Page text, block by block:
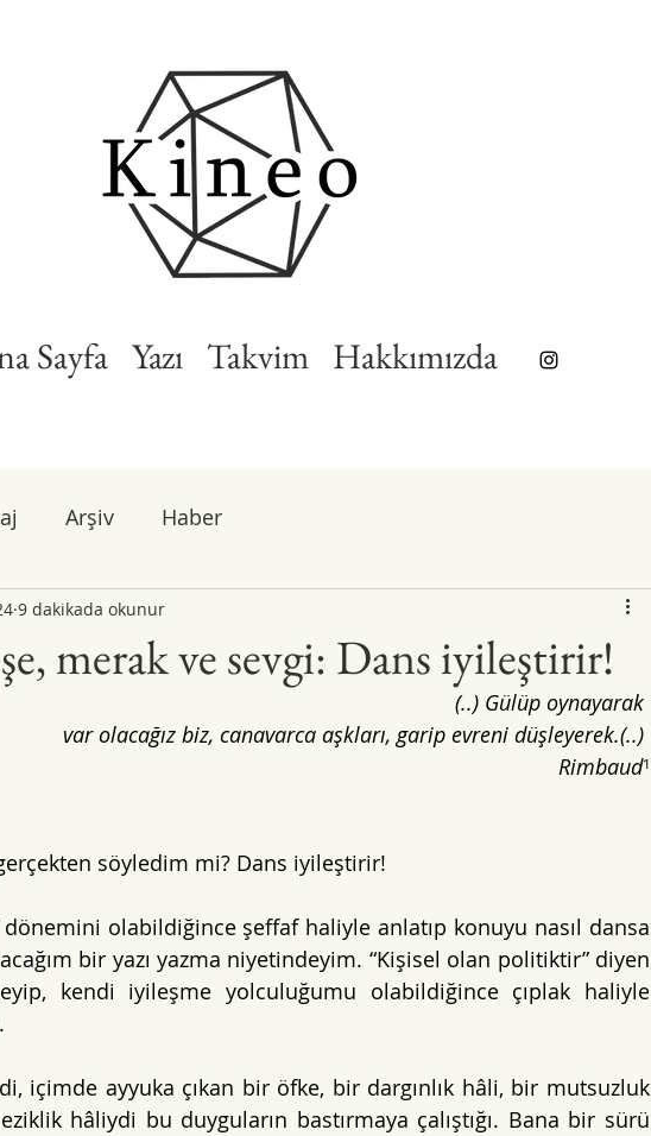
Sayfa Yazı Takvim Hakkımızda
Arşiv Haber
merak ve sevgi: Dans iyileştirir!
9 dakikada okunur
(..) Gülüp oynayarak
var olacağız biz, canavarca aşkları, garip evreni düşleyerek.(..)
Rimbaud¹
söyledim mi? Dans iyileştirir!
dönemini olabildiğince şeffaf haliyle anlatıp konuyu nasıl dansa
bir yazı yazma niyetindeyim. “Kişisel olan politiktir” diyen
kendi iyileşme yolculuğumu olabildiğince çıplak haliyle
içimde ayyuka çıkan bir öfke, bir dargınlık hâli, bir mutsuzluk
hâliydi bu duyguların bastırmaya çalıştığı. Bana bir sürü